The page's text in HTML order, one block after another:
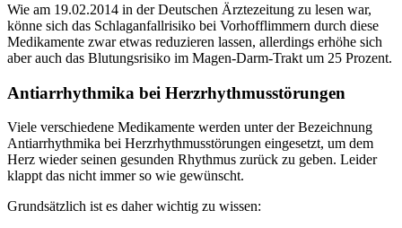
Wie am 19.02.2014 in der Deutschen Ärztezeitung zu lesen war,
könne sich das Schlaganfallrisiko bei Vorhofflimmern durch diese
Medikamente zwar etwas reduzieren lassen, allerdings erhöhe sich
aber auch das Blutungsrisiko im Magen-Darm-Trakt um 25 Prozent.
Antiarrhythmika bei Herzrhythmusstörungen
Viele verschiedene Medikamente werden unter der Bezeichnung
Antiarrhythmika bei Herzrhythmusstörungen eingesetzt, um dem
Herz wieder seinen gesunden Rhythmus zurück zu geben. Leider
klappt das nicht immer so wie gewünscht.
Grundsätzlich ist es daher wichtig zu wissen: